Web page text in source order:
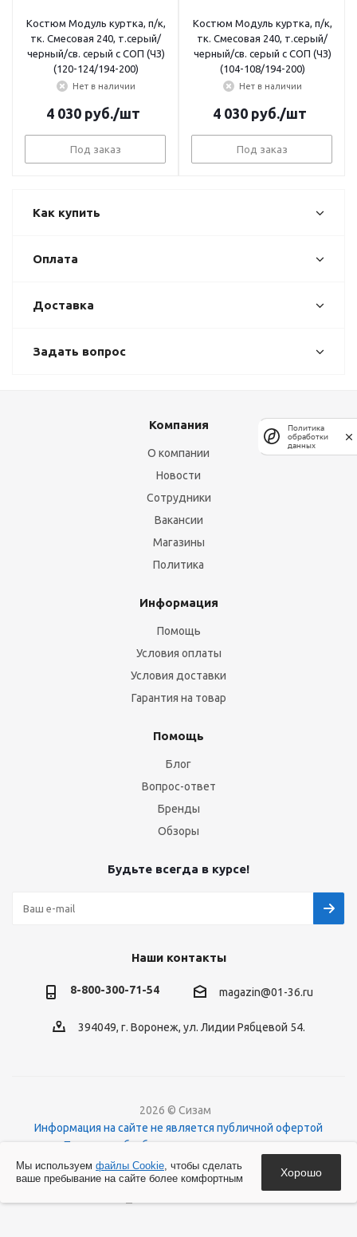
Костюм Модуль куртка, п/к,
тк. Смесовая 240, т.серый/
черный/св. серый с СОП (ЧЗ)
(120-124/194-200)
Нет в наличии
4 030руб./шт
Под заказ
Костюм Модуль куртка, п/к,
тк. Смесовая 240, т.серый/
черный/св. серый с СОП (ЧЗ)
(104-108/194-200)
Нет в наличии
4 030руб./шт
Под заказ
Как купить
Оплата
Доставка
Задать вопрос
Компания
О компании
Новости
Сотрудники
Вакансии
Магазины
Политика
Информация
Помощь
Условия оплаты
Условия доставки
Гарантия на товар
Помощь
Блог
Вопрос-ответ
Бренды
Обзоры
Будьте всегда в курсе!
Наши контакты
8-800-300-71-54 magazin@01-36.ru
394049, г. Воронеж, ул. Лидии Рябцевой 54.
2026 © Сизам
Информация на сайте не является публичной офертой
Политика обработки персональных данных
О файлах Cookies
Мы используем файлы Cookie, чтобы сделать
ваше пребывание на сайте более комфортным
Хорошо
Политика
обработки
данных